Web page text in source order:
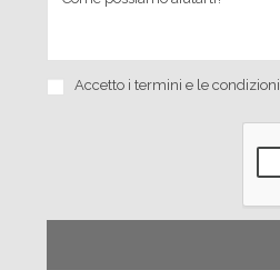
Accetto itermini e le condizioni